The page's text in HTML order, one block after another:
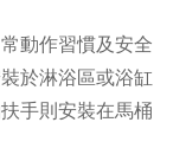
動作習慣及安全
於淋浴區或浴缸
手則安裝在馬桶